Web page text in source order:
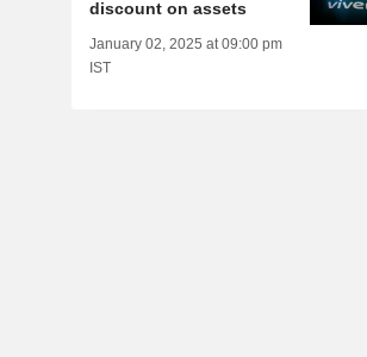
discount on assets
January 02, 2025 at 09:00 pm
IST